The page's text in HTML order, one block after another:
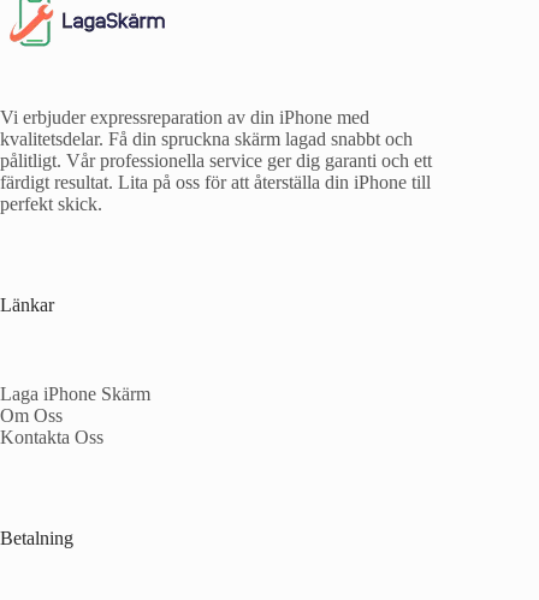
Vi erbjuder expressreparation av din iPhone med
kvalitetsdelar. Få din spruckna skärm lagad snabbt och
pålitligt. Vår professionella service ger dig garanti och ett
färdigt resultat. Lita på oss för att återställa din iPhone till
perfekt skick.
Länkar
Laga iPhone Skärm
Om Oss
Kontakta Oss
Betalning